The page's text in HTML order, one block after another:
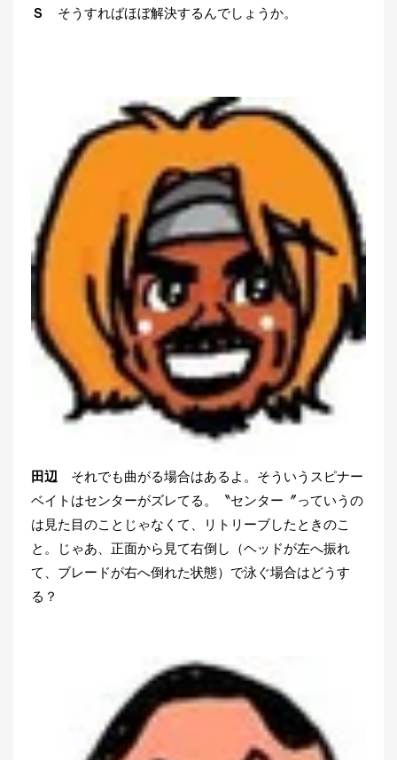
Ｓ そうすればほぼ解決するんでしょうか。
田辺 それでも曲がる場合はあるよ。そういうスピナー
ベイトはセンターがズレてる。〝センター〞っていうの
は見た目のことじゃなくて、リトリーブしたときのこ
と。じゃあ、正面から見て右倒し（ヘッドが左へ振れ
て、ブレードが右へ倒れた状態）で泳ぐ場合はどうす
る？